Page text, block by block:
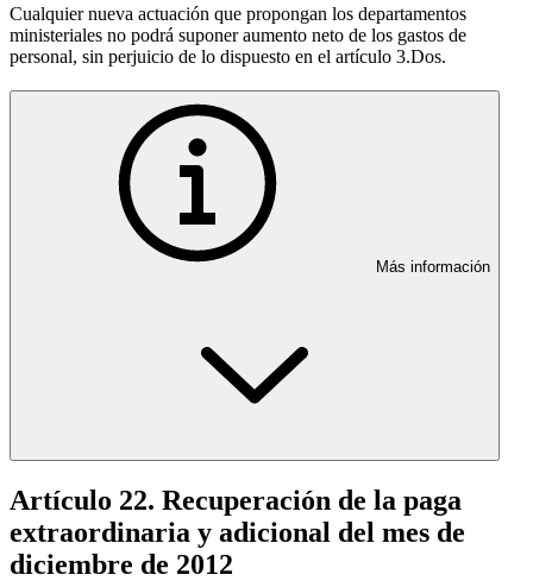
Cualquier nueva actuación que propongan los departamentos
ministeriales no podrá suponer aumento neto de los gastos de
personal, sin perjuicio de lo dispuesto en el artículo 3.Dos.
Más información
Artículo 22. Recuperación de la paga
extraordinaria y adicional del mes de
diciembre de 2012